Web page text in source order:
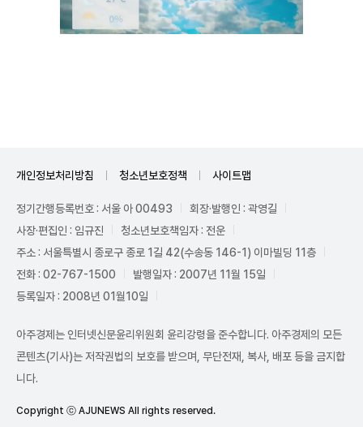
개인정보처리방침 청소년보호정책 사이트맵
정기간행등록번호 : 서울 아 00493
회장·발행인 : 곽영길
사장·편집인 : 임규진
청소년보호책임자 : 전운
주소 : 서울특별시 종로구 종로 1길 42(수송동 146-1) 이마빌딩 11층
전화 : 02-767-1500
발행일자 : 2007년 11월 15일
등록일자 : 2008년 01월10일
아주경제는 인터넷신문윤리위원회 윤리강령을 준수합니다. 아주경제의 모든
콘텐츠(기사)는 저작권법의 보호를 받으며, 무단전재, 복사, 배포 등을 금지합
니다.
Copyright ⓒ AJUNEWS All rights reserved.